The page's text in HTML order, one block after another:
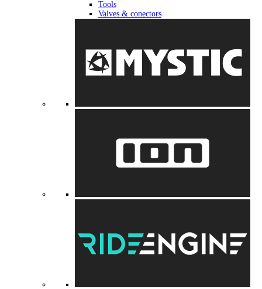
Tools
Valves & conectors